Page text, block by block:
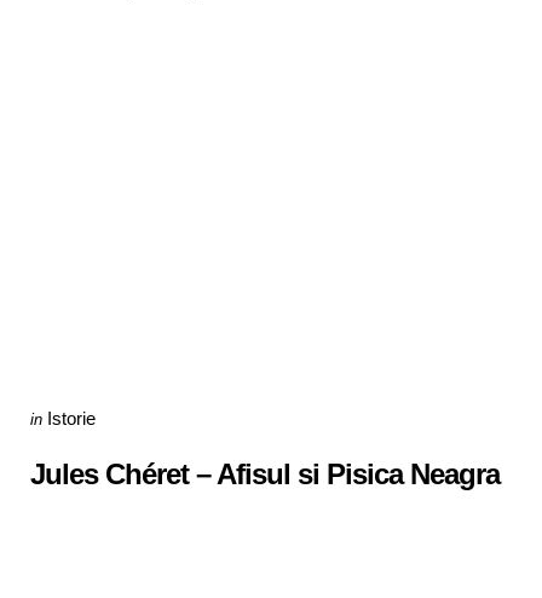
Categories
Posted
in Istorie
Jules Chéret – Afisul si Pisica Neagra